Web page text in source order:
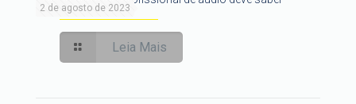
2 de agosto de 2023
Leia Mais